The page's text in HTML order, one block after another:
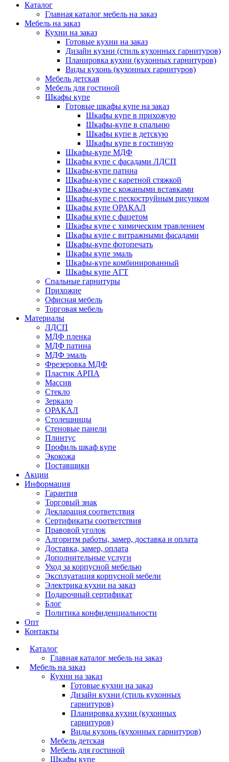
Каталог
Главная каталог мебель на заказ
Мебель на заказ
Кухни на заказ
Готовые кухни на заказ
Дизайн кухни (стиль кухонных гарнитуров)
Планировка кухни (кухонных гарнитуров)
Виды кухонь (кухонных гарнитуров)
Мебель детская
Мебель для гостиной
Шкафы купе
Готовые шкафы купе на заказ
Шкафы купе в прихожую
Шкафы-купе в спальню
Шкафы купе в детскую
Шкафы купе в гостиную
Шкафы-купе МДФ
Шкафы купе с фасадами ЛДСП
Шкафы-купе патина
Шкафы-купе с каретной стяжкой
Шкафы-купе с кожаными вставками
Шкафы-купе с пескоструйным рисунком
Шкафы купе ОРАКАЛ
Шкафы купе с фацетом
Шкафы купе с химическим травлением
Шкафы купе с витражными фасадами
Шкафы-купе фотопечать
Шкафы купе эмаль
Шкафы-купе комбинированный
Шкафы купе АГТ
Спальные гарнитуры
Прихожие
Офисная мебель
Торговая мебель
Материалы
ЛДСП
МДФ пленка
МДФ патина
МДФ эмаль
Фрезеровка МДФ
Пластик АРПА
Массив
Стекло
Зеркало
ОРАКАЛ
Столешницы
Стеновые панели
Плинтус
Профиль шкаф купе
Экокожа
Поставщики
Акции
Информация
Гарантия
Торговый знак
Декларация соответствия
Сертификаты соответствия
Правовой уголок
Алгоритм работы, замер, доставка и оплата
Доставка, замер, оплата
Дополнительные услуги
Уход за корпусной мебелью
Эксплуатация корпусной мебели
Электрика кухни на заказ
Подарочный сертификат
Блог
Политика конфиденциальности
Опт
Контакты
Каталог
Главная каталог мебель на заказ
Мебель на заказ
Кухни на заказ
Готовые кухни на заказ
Дизайн кухни (стиль кухонных
гарнитуров)
Планировка кухни (кухонных
гарнитуров)
Виды кухонь (кухонных гарнитуров)
Мебель детская
Мебель для гостиной
Шкафы купе